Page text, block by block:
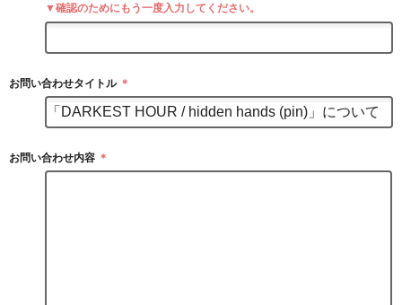
▼確認のためにもう一度入力してください。
お問い合わせタイトル ＊
お問い合わせ内容 ＊